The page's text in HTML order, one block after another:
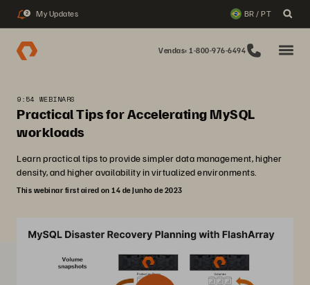
2 My Updates BR / PT
Vendas: 1-800-976-6494
9:54 WEBINARS
Practical Tips for Accelerating MySQL
workloads
Learn practical tips to provide simpler data management, higher
density, and higher availability in virtualized environments.
This webinar first aired on 14 de Junho de 2023